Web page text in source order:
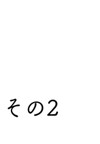
の2